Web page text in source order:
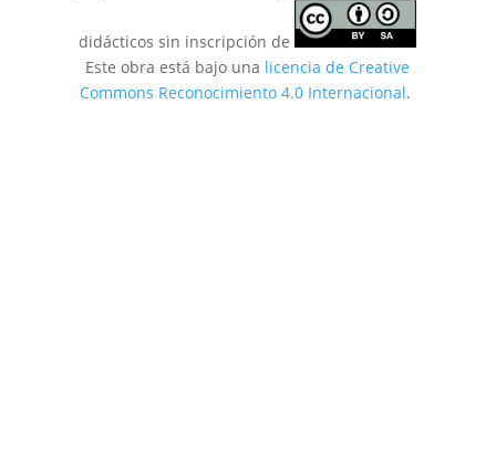
didácticos sin inscripción de
Este obra está bajo una licencia de Creative
Commons Reconocimiento 4.0 Internacional.